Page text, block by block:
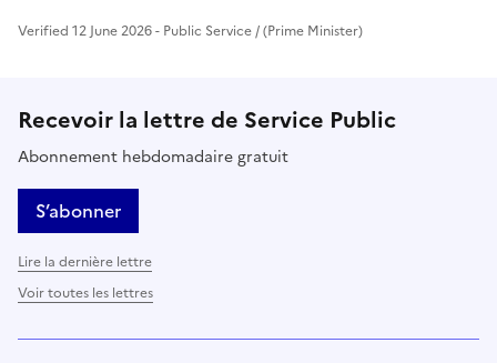
Verified 12 June 2026 - Public Service / (Prime Minister)
Recevoir la lettre de Service Public
Abonnement hebdomadaire gratuit
S’abonner
Lire la dernière lettre
Voir toutes les lettres